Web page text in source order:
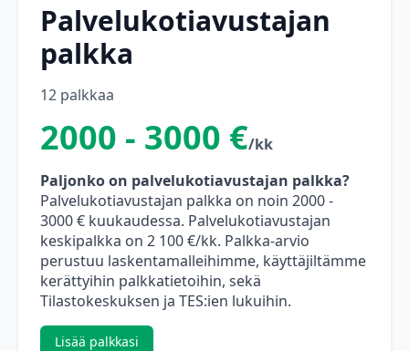
Palvelukotiavustajan
palkka
12 palkkaa
2000 - 3000 €/kk
Paljonko on palvelukotiavustajan palkka?
Palvelukotiavustajan palkka on noin 2000 -
3000 € kuukaudessa. Palvelukotiavustajan
keskipalkka on 2 100 €/kk. Palkka-arvio
perustuu laskentamalleihimme, käyttäjiltämme
kerättyihin palkkatietoihin, sekä
Tilastokeskuksen ja TES:ien lukuihin.
Lisää palkkasi